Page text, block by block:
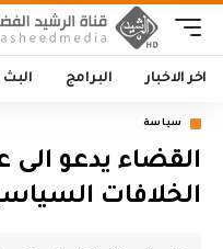
اخر الاخبار البرامج
سياسة
القضاء يدعو
الخلافات